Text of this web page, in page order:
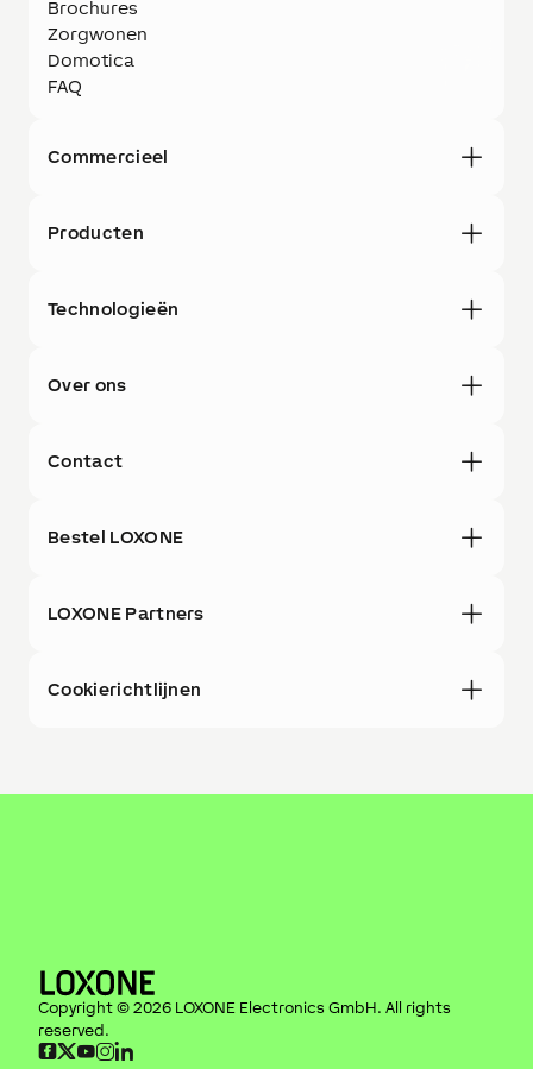
Brochures
Zorgwonen
Domotica
FAQ
Commercieel
Producten
Technologieën
Over ons
Contact
Bestel LOXONE
LOXONE Partners
Cookierichtlijnen
Copyright © 2026 LOXONE Electronics GmbH. All rights
reserved.